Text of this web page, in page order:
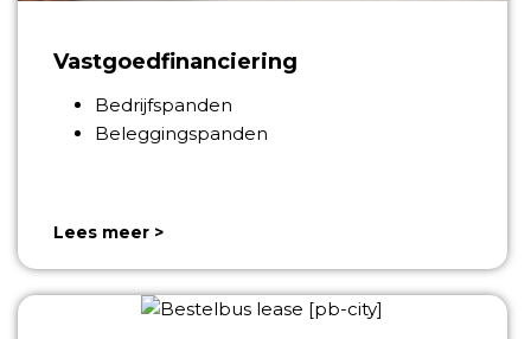
Vastgoedfinanciering
Bedrijfspanden
Beleggingspanden
Lees meer >